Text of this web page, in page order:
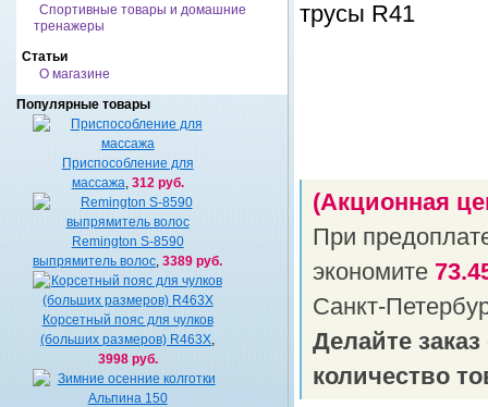
Спортивные товары и домашние
тренажеры
Статьи
О магазине
Популярные товары
Приспособление для
массажа 312 руб.
Remington S-8590
выпрямитель волос ,3389 руб.
Корсетный пояс для чулков
(больших размеров) R463X
3998 руб.
(Акционная
При
экономите
Санкт-
Делайте
количество